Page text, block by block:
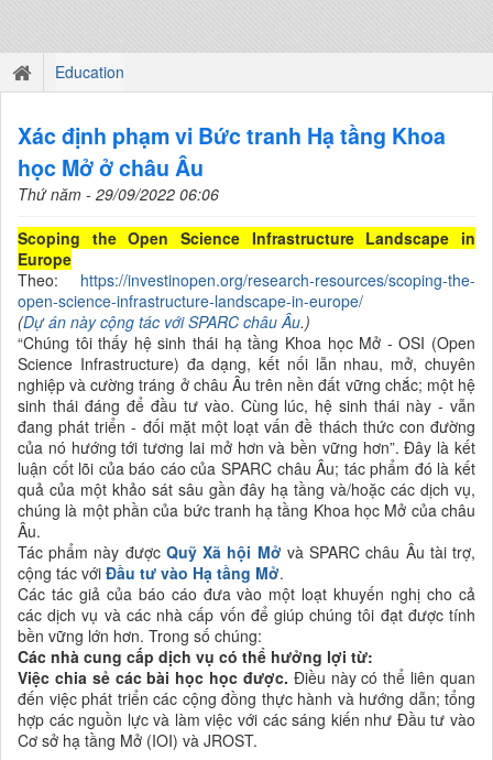
Education
Xác định phạm vi Bức tranh Hạ tầng Khoa
học Mở ở châu Âu
Thứ năm - 29/09/2022 06:06
Scoping the Open Science Infrastructure Landscape in
Europe
Theo: https://investinopen.org/research-resources/scoping-the-
open-science-infrastructure-landscape-in-europe/
(Dự án này cộng tác vớiSPARC châu Âu.)
“Chúng tôi thấy hệ sinh thái hạ tầng Khoa học Mở - OSI (Open
Science Infrastructure) đa dạng, kết nối lẫn nhau, mở, chuyên
nghiệp và cường tráng ở châu Âu trên nền đất vững chắc; một hệ
sinh thái đáng để đầu tư vào. Cùng lúc, hệ sinh thái này - vẫn
đang phát triển - đối mặt một loạt vấn đề thách thức con đường
của nó hướng tới tương lai mở hơn và bền vững hơn”. Đây là kết
luận cốt lõi của báo cáo của SPARC châu Âu; tác phẩm đó là kết
quả của một khảo sát sâu gần đây hạ tầng và/hoặc các dịch vụ,
chúng là một phần của bức tranh hạ tầng Khoa học Mở của châu
Âu.
Tác phẩm này được Quỹ Xã hội Mở và SPARC châu Âu tài trợ,
cộng tác với Đầu tư vào Hạ tầng Mở.
Các tác giả của báo cáo đưa vào một loạt khuyến nghị cho cả
các dịch vụ và các nhà cấp vốn để giúp chúng tôi đạt được tính
bền vững lớn hơn. Trong số chúng:
Các nhà cung cấp dịch vụ có thể hưởng lợi từ:
Việc chia sẻ các bài học học được. Điều này có thể liên quan
đến việc phát triển các cộng đồng thực hành và hướng dẫn; tổng
hợp các nguồn lực và làm việc với các sáng kiến như Đầu tư vào
Cơ sở hạ tầng Mở (IOI) và JROST.